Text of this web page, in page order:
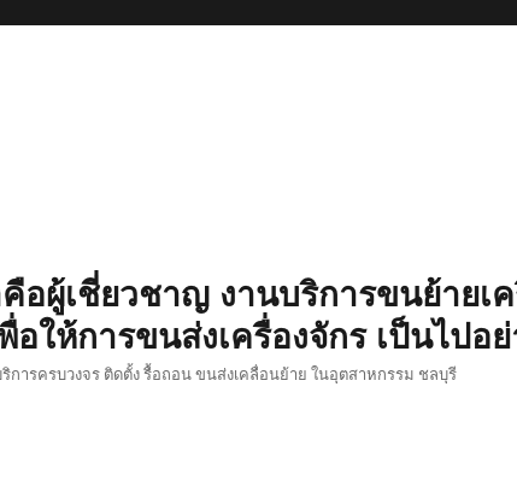
อผู้เชี่ยวชาญ งานบริการขนย้ายเ
ให้การขนส่งเครื่องจักร เป็นไปอ
ารครบวงจร ติดตั้ง รื้อถอน ขนส่งเคลื่อนย้าย ในอุตสาหกรรม ชลบุรี